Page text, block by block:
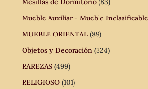
Mesillas de Dormitorio (83)
Mueble Auxiliar - Mueble Inclasificable
MUEBLE ORIENTAL (89)
Objetos y Decoración (324)
RAREZAS (499)
RELIGIOSO (101)